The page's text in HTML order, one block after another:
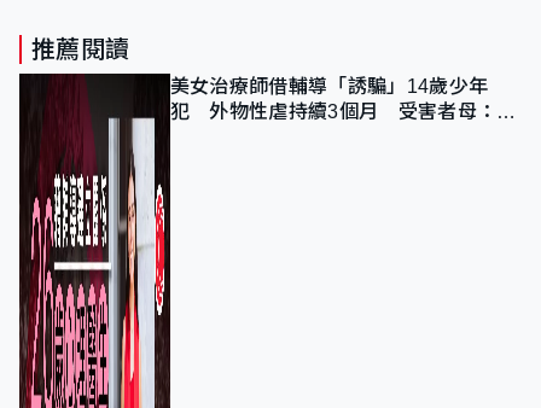
推薦閱讀
美女治療師借輔導「誘騙」14歲少年
犯 外物性虐持續3個月 受害者母：要